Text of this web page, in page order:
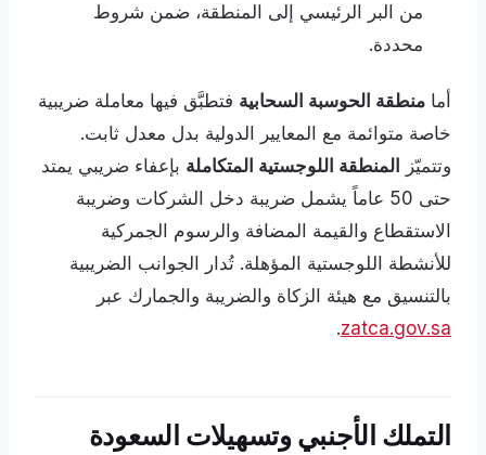
من البر الرئيسي إلى المنطقة، ضمن شروط
محددة.
أما منطقة الحوسبة السحابية فتطبَّق فيها معاملة ضريبية
خاصة متوائمة مع المعايير الدولية بدل معدل ثابت.
وتتميّز
المنطقة اللوجستية المتكاملة بإعفاء ضريبي يمتد
حتى 50 عاماً يشمل ضريبة دخل الشركات وضريبة
الاستقطاع والقيمة المضافة والرسوم الجمركية
للأنشطة اللوجستية المؤهلة. تُدار الجوانب الضريبية
بالتنسيق مع هيئة الزكاة والضريبة والجمارك عبر
zatca.gov.sa
.
التملك الأجنبي وتسهيلات السعودة